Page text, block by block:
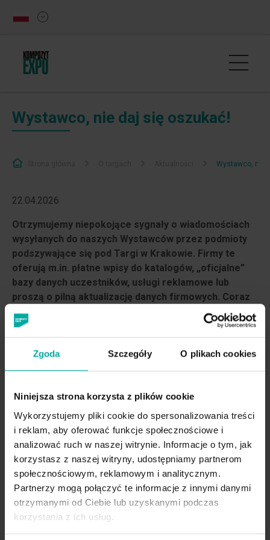
Zgoda Szczegóły O plikach cookies
Niniejsza strona korzysta z plików cookie
Wykorzystujemy pliki cookie do spersonalizowania treści
i reklam, aby oferować funkcje społecznościowe i
analizować ruch w naszej witrynie. Informacje o tym, jak
korzystasz z naszej witryny, udostępniamy partnerom
społecznościowym, reklamowym i analitycznym.
Partnerzy mogą połączyć te informacje z innymi danymi
otrzymanymi od Ciebie lub uzyskanymi podczas
korzystania z ich usług.
Wystawco, nie
Wystawco, nie daj się oszukać!
22.04.2026
Otrzymujemy niepokojące sygnały o wiadomościach
wysyłanych do naszych Wystawców przez podmioty
podszywające się pod Targi w Krakowie. Firmy te
oferują m.in. płatne wpisy do katalogów, „oficjalne”
bazy danych uczestników, usługi reklamowe lub
proszą o pilną aktualizację danych firmowych. Coraz
częściej do takich wiadomości dołączane są również
faktury do opłacenia za rzekome usługi.
Podkreślamy, że tego typu działania stanowią próbę
wiadomości – zwracaj uwagę na adres nadawcy, treść
Przypominamy, że:
Targi w Krakowie kontaktują się wyłącznie z
oficjalnych adresów e-mail w domenie targi.krakow.pl
oraz expokrakow.com,
nie udostępniamy danych Wystawców podmiotom
trzecim,